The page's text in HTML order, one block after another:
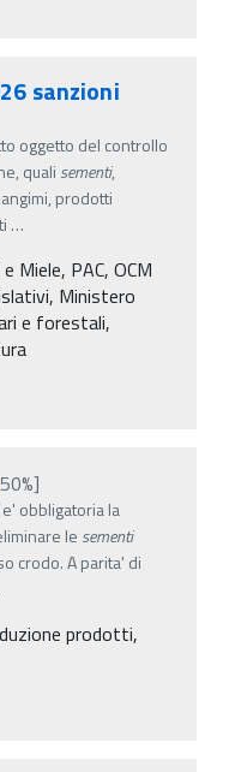
sanzioni
oggetto del controllo
quali sementi,
prodotti
…
Miele, PAC, OCM
Ministero
e forestali,
obbligatoria la
le sementi
crodo. A parita' di
prodotti,